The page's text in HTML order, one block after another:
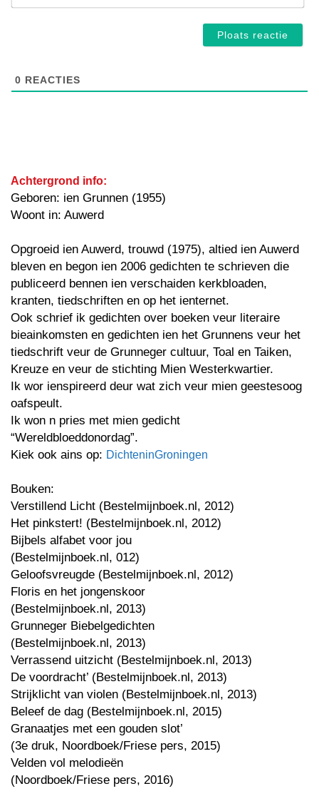
0 REACTIES
Achtergrond info:
Geboren: ien Grunnen (1955)
Woont in: Auwerd
Opgroeid ien Auwerd, trouwd (1975), altied ien Auwerd
bleven en begon ien 2006 gedichten te schrieven die
publiceerd bennen ien verschaiden kerkbloaden,
kranten, tiedschriften en op het ienternet.
Ook schrief ik gedichten over boeken veur literaire
bieainkomsten en gedichten ien het Grunnens veur het
tiedschrift veur de Grunneger cultuur, Toal en Taiken,
Kreuze en veur de stichting Mien Westerkwartier.
Ik wor ienspireerd deur wat zich veur mien geestesoog
oafspeult.
Ik won n pries met mien gedicht
“Wereldbloeddonordag”.
Kiek ook ains op: DichteninGroningen
Bouken:
Verstillend Licht (Bestelmijnboek.nl, 2012)
Het pinkstert! (Bestelmijnboek.nl, 2012)
Bijbels alfabet voor jou
(Bestelmijnboek.nl, 012)
Geloofsvreugde (Bestelmijnboek.nl, 2012)
Floris en het jongenskoor
(Bestelmijnboek.nl, 2013)
Grunneger Biebelgedichten
(Bestelmijnboek.nl, 2013)
Verrassend uitzicht (Bestelmijnboek.nl, 2013)
De voordracht’ (Bestelmijnboek.nl, 2013)
Strijklicht van violen (Bestelmijnboek.nl, 2013)
Beleef de dag (Bestelmijnboek.nl, 2015)
Granaatjes met een gouden slot’
(3e druk, Noordboek/Friese pers, 2015)
Velden vol melodieën
(Noordboek/Friese pers, 2016)